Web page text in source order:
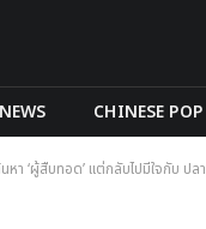
NEWS CHINESE POP
หา ‘ผู้สืบทอด’ แต่กลับไปมีใจกับ